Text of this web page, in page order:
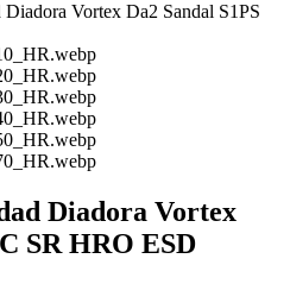
Diadora Vortex
SR HRO ESD